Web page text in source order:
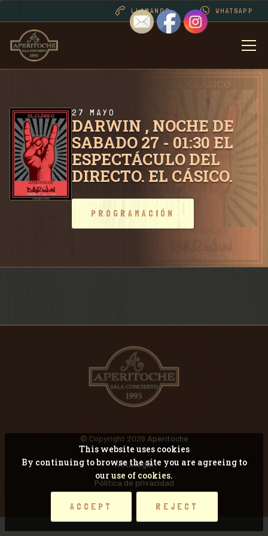
LLAMANOS WHATSAPP
DARWIN , NOCHE DE
SABADO 27 - 01:30 EL
ESPECTÁCULO DEL
DIRECTO. EL CÁSICO.
27 MAYO
PROGRAMACIÓN
© Copyright 2026 Aperitoche
Nota legal
Pólitica de privacidad
This website uses cookies
By continuing to browse the site you are agreeing to
ouruse of cookies.
ACCEPT REJECT
BIENVENIDOS
PROGRAMACIÓN